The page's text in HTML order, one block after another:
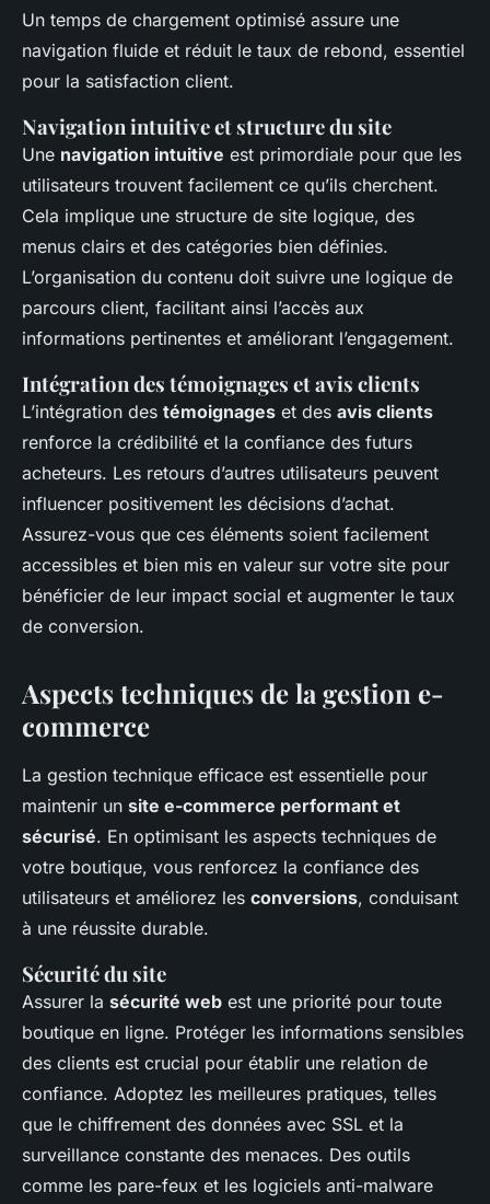
Un temps de chargement optimisé assure une
navigation fluide et réduit le taux de rebond, essentiel
pour la satisfaction client.
Navigation intuitive et structure du site
Une navigation intuitive est primordiale pour que les
utilisateurs trouvent facilement ce qu’ils cherchent.
Cela implique une structure de site logique, des
menus clairs et des catégories bien définies.
L’organisation du contenu doit suivre une logique de
parcours client, facilitant ainsi l’accès aux
informations pertinentes et améliorant l’engagement.
Intégration des témoignages et avis clients
L’intégration des témoignages et des avis clients
renforce la crédibilité et la confiance des futurs
acheteurs. Les retours d’autres utilisateurs peuvent
influencer positivement les décisions d’achat.
Assurez-vous que ces éléments soient facilement
accessibles et bien mis en valeur sur votre site pour
bénéficier de leur impact social et augmenter le taux
de conversion.
Aspects techniques de la gestion e-
commerce
La gestion technique efficace est essentielle pour
maintenir un site e-commerce performant et
sécurisé. En optimisant les aspects techniques de
votre boutique, vous renforcez la confiance des
utilisateurs et améliorez les conversions, conduisant
à une réussite durable.
Sécurité du site
Assurer la sécurité web est une priorité pour toute
boutique en ligne. Protéger les informations sensibles
des clients est crucial pour établir une relation de
confiance. Adoptez les meilleures pratiques, telles
que le chiffrement des données avec SSL et la
surveillance constante des menaces. Des outils
comme les pare-feux et les logiciels anti-malware